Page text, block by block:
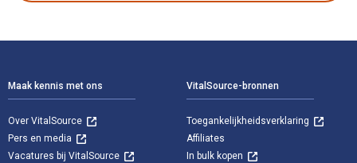
Maak kennis met ons
Over VitalSource
Pers en media
Vacatures bij VitalSource
VitalSource-bronnen
Toegankelijkheidsverklaring
Affiliates
In bulk kopen